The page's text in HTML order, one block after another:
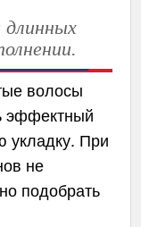
волосы
эффектный
укладку. При
не
подобрать